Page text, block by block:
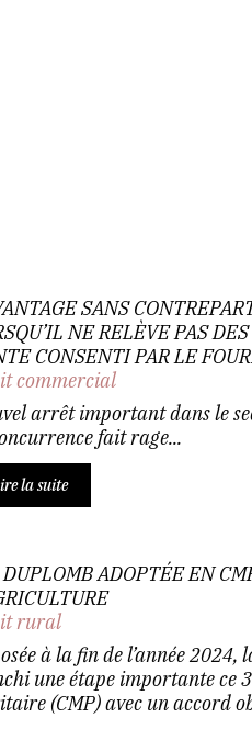
SANS
NE RELÈVE PAS
CONSENTI PAR LE
commercial
arrêt important dans le
fait rage...
la suite
ADOPTÉE EN
rural
à la fin de l’année
une étape importante ce
(CMP) avec un accord